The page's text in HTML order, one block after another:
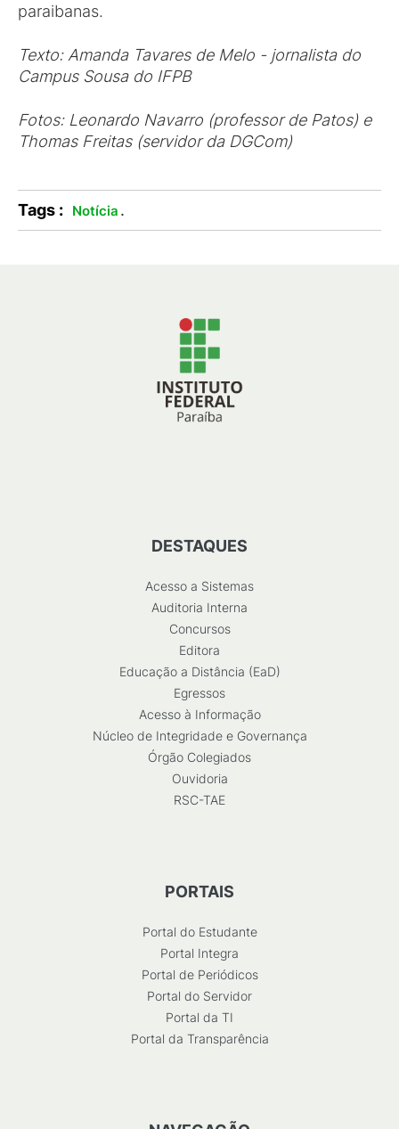
paraibanas.
Texto: Amanda Tavares de Melo - jornalista do
Campus Sousa do IFPB
Fotos: Leonardo Navarro (professor de Patos) e
Thomas Freitas (servidor da DGCom)
Tags : Notícia .
DESTAQUES
Acesso a Sistemas
Auditoria Interna
Concursos
Editora
Educação a Distância (EaD)
Egressos
Acesso à Informação
Núcleo de Integridade e Governança
Órgão Colegiados
Ouvidoria
RSC-TAE
PORTAIS
Portal do Estudante
Portal Integra
Portal de Periódicos
Portal do Servidor
Portal da TI
Portal da Transparência